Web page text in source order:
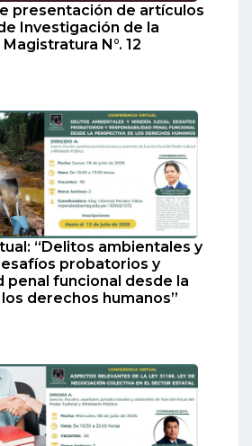
presentación de artículos
Investigación de la
N°. 12
“Delitos ambientales y
probatorios y
penal funcional desde la
derechos humanos”